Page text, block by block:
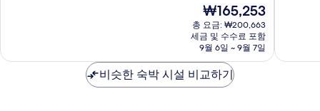
고
현
재
요
금
₩165,253
₩165,253
총 요금: ₩200,663
세금 및 수수료 포함
9월 6일 ~ 9월 7일
고
비슷한 숙박 시설 비교하기